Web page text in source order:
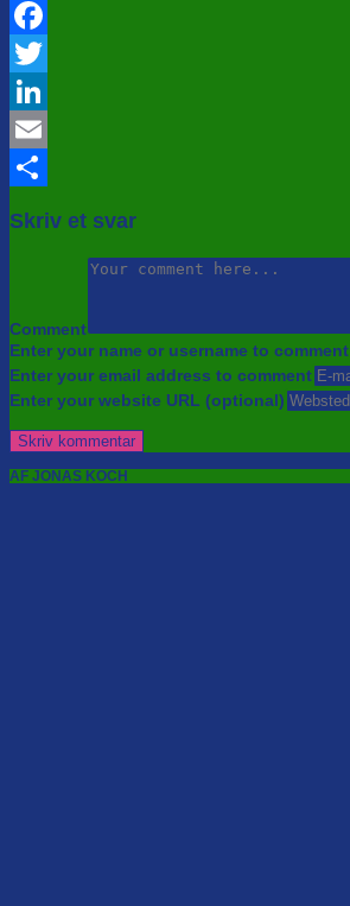
Facebook
Twitter
LinkedIn
Email
Skriv et svar
Comment
Enter your name or username to comment
Enter your email address to comment
Enter your website URL (optional)
AF JONAS KOCH